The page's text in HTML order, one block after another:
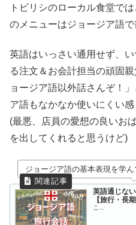
トビリシのローカル食堂で
のメニューはジョージア語で
英語はいっさい通用せず、
る注文＆お会計担当の頑固
ョージア語以外話さんぞ！
ア語もなかなか使いにくい感
(最悪、店員の愛想の良いお
を出してくれると思うけど)
ジョージア語の基本表現を学
英語通じな
【旅行・長
こ...